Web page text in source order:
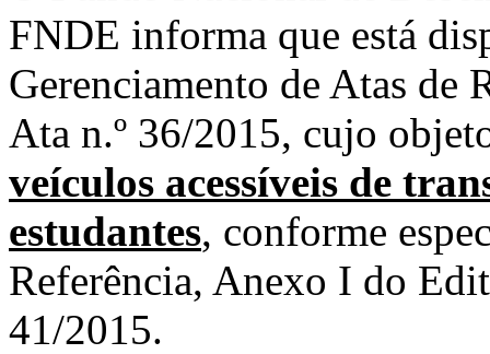
FNDE informa que está
Gerenciamento de Atas de
Ata n.º 36/2015, cujo
veículos acessíveis de
estudantes, conforme
Referência, Anexo I do
41/2015.